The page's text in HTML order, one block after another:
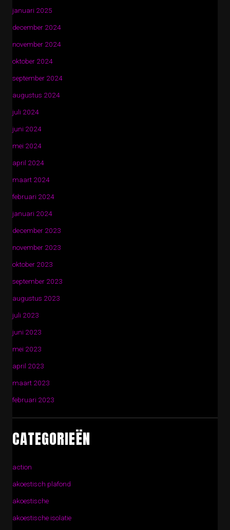
januari 2025
december 2024
november 2024
oktober 2024
september 2024
augustus 2024
juli 2024
juni 2024
mei 2024
april 2024
maart 2024
februari 2024
januari 2024
december 2023
november 2023
oktober 2023
september 2023
augustus 2023
juli 2023
juni 2023
mei 2023
april 2023
maart 2023
februari 2023
CATEGORIEËN
action
akoestisch plafond
akoestische
akoestische isolatie